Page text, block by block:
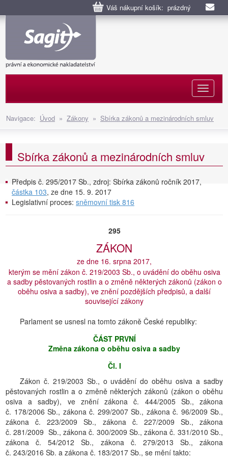
Váš nákupní košík: prázdný
Navigace: Úvod » Zákony » Sbírka zákonů a mezinárodních smluv
Sbírka zákonů a mezinárodních smluv
Předpis č. 295/2017 Sb., zdroj: Sbírka zákonů ročník 2017,
částka 103, ze dne 15. 9. 2017
Legislativní proces: sněmovní tisk 816
295
ZÁKON
ze dne 16. srpna 2017,
kterým se mění zákon č. 219/2003 Sb., o uvádění do oběhu osiva
a sadby pěstovaných rostlin a o změně některých zákonů (zákon o
oběhu osiva a sadby), ve znění pozdějších předpisů, a další
související zákony
Parlament se usnesl na tomto zákoně České republiky:
ČÁST PRVNÍ
Změna zákona o oběhu osiva a sadby
Čl. I
Zákon č. 219/2003 Sb., o uvádění do oběhu osiva a sadby
pěstovaných rostlin a o změně některých zákonů (zákon o oběhu
osiva a sadby), ve znění zákona č. 444/2005 Sb., zákona
č. 178/2006 Sb., zákona č. 299/2007 Sb., zákona č. 96/2009 Sb.,
zákona č. 223/2009 Sb., zákona č. 227/2009 Sb., zákona
č. 281/2009 Sb., zákona č. 300/2009 Sb., zákona č. 331/2010 Sb.,
zákona č. 54/2012 Sb., zákona č. 279/2013 Sb., zákona
č. 243/2016 Sb. a zákona č. 183/2017 Sb., se mění takto: